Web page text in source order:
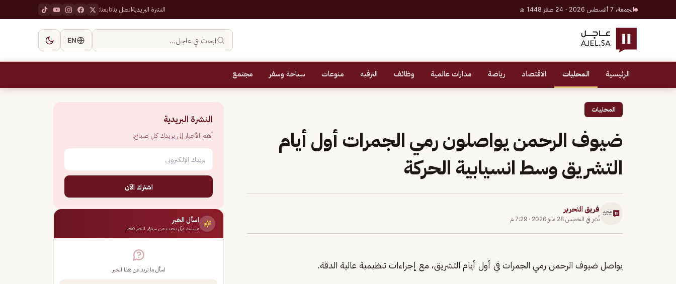
الجمعة، 7 أغسطس 2026 · 24 صفر 1448 هـ النشرة البريديةاتصل بناتابعنا:
ابحث في عاجل… EN
الرئيسية المحليات الاقتصاد رياضة مدارات عالمية وظائف الترفيه منوعات سياحة وسفر مجتمع
المحليات
ضيوف الرحمن يواصلون رمي الجمرات أول أيام
التشريق وسط انسيابية الحركة
فريق التحرير
نُشر في الخميس 28 مايو 2026 · 7:29 م
يواصل ضيوف الرحمن رمي الجمرات في أول أيام التشريق، مع إجراءات تنظيمية عالية الدقة.
النشرة البريدية
أهم الأخبار إلى بريدك كل صباح.
اشترك الآن
اسأل الخبر
مساعد ذكي يجيب من سياق الخبر فقط
اسأل ما تريد عن هذا الخبر